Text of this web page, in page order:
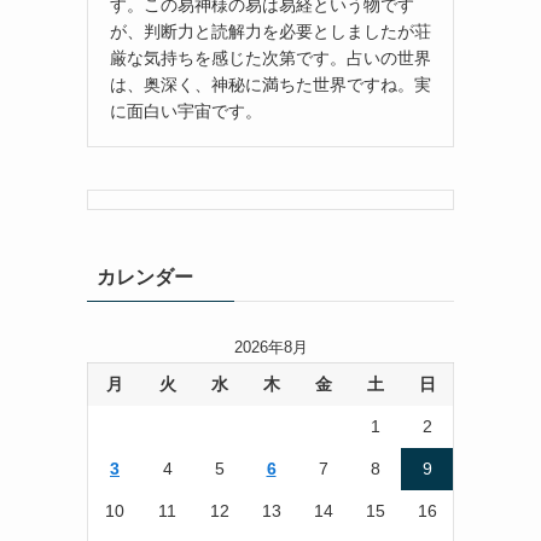
す。この易神様の易は易経という物です
が、判断力と読解力を必要としましたが荘
厳な気持ちを感じた次第です。占いの世界
は、奥深く、神秘に満ちた世界ですね。実
に面白い宇宙です。
カレンダー
2026年8月
月 火 水 木 金 土 日
1 2
3 4 5 6 7 8 9
10 11 12 13 14 15 16